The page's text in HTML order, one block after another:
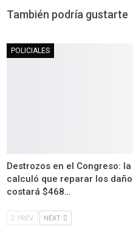
También podría gustarte
POLICIALES
Destrozos en el Congreso: la
calculó que reparar los
costará $468…
PREV NEXT